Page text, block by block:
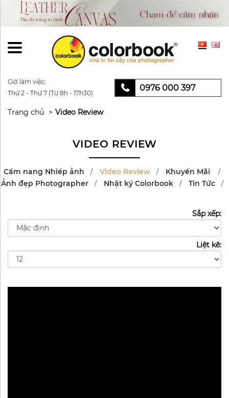
Giờ làm việc:
Thứ 2 - Thứ 7 (Từ 8h - 17h30)
0976 000 397
Trang chủ Video Review
VIDEO REVIEW
Cẩm nang Nhiếp ảnh Video Review
Khuyến Mãi
Ảnh đẹp Photographer
Nhật ký Colorbook Tin Tức
Sắp xếp:
Liệt kê: